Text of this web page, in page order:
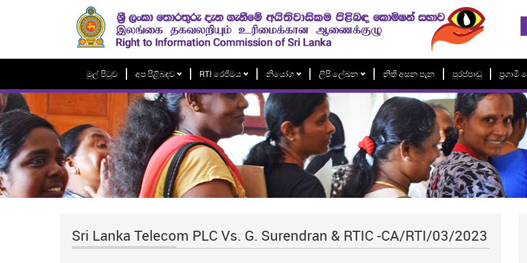
මුල් පිටුව අප පිළිබඳව RTI රෙජිමය නියෝග ලිපි ලේඛන නිති අසන පැන පුරප්පාඩු ප්‍රගාමී
Sri Lanka Telecom PLC Vs. G. Surendran & RTIC -CA/RTI/03/2023